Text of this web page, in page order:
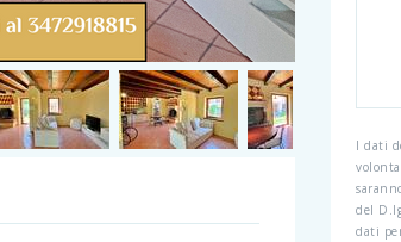
I dati
del
dati